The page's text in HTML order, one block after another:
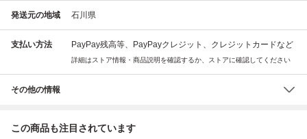
発送元の地域 石川県
支払い方法 PayPay残高等、PayPayクレジット、クレジットカードなど
詳細はストア情報・商品説明を確認するか、ストアに確認してください
その他の情報
この商品も注目されています